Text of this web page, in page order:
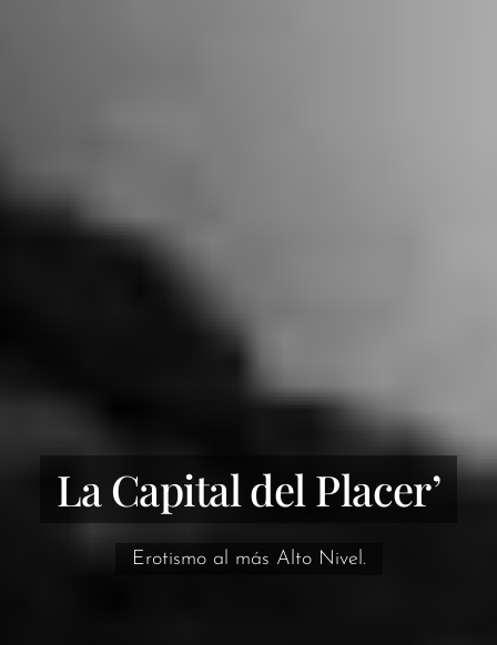
La Capital del Placer’
Erotismo al más Alto Nivel.